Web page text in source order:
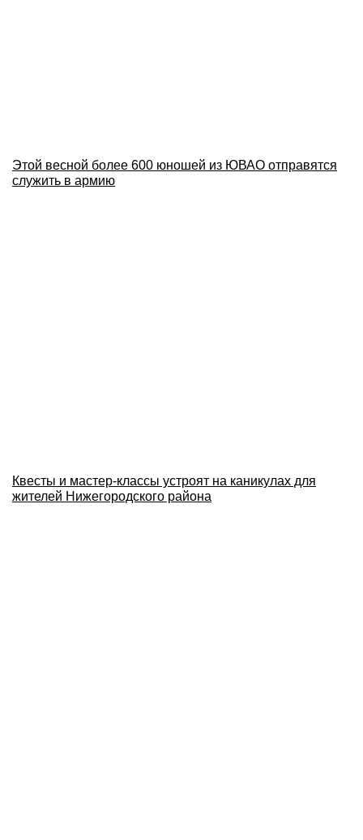
Этой весной более 600 юношей из ЮВАО отправятся
служить в армию
Квесты и мастер-классы устроят на каникулах для
жителей Нижегородского района